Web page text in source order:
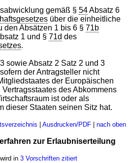
gemäß §54Absatz 6
über die einheitliche
den Absätzen 1 bis 6 §71b
1 und §71d des
.
sowie Absatz 2 Satz 2 und 3
der Antragsteller nicht
der Europäischen
des Abkommens
ist oder als
dieser Staaten seinen Sitz hat.
Ausdrucken/PDF| nach oben
zur Erlaubniserteilung
in3 Vorschriften zitiert